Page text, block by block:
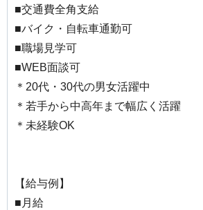
■交通費全角支給
■バイク・自転車通勤可
■職場見学可
■WEB面談可
＊20代・30代の男女活躍中
＊若手から中高年まで幅広く活躍
＊未経験OK
【給与例】
■月給